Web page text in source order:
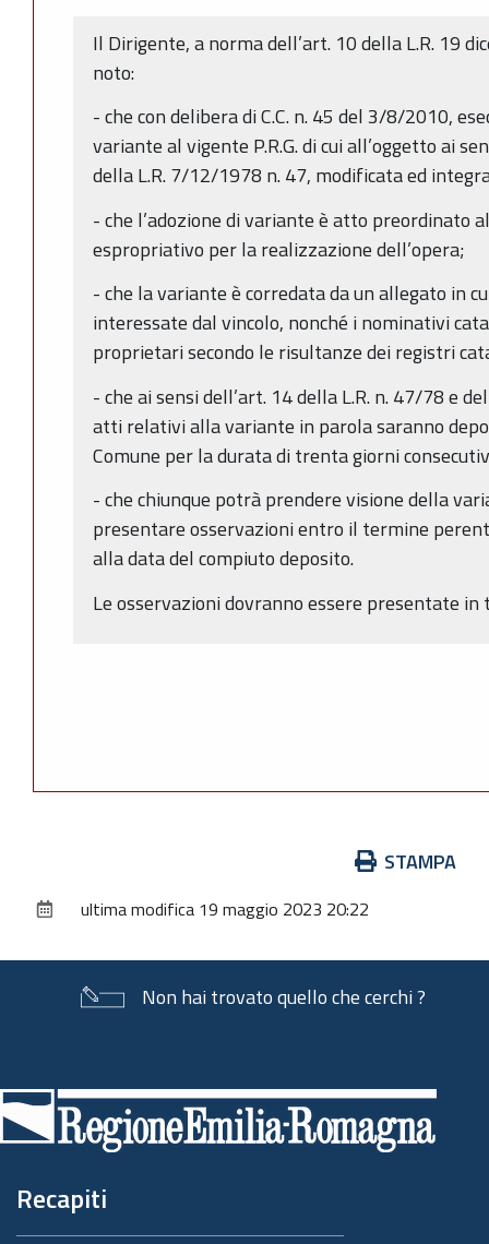
Il Dirigente, a norma dell’art. 10 della L.R. 19
noto:
- che con delibera di C.C. n. 45 del 3/8/2010,
variante al vigente P.R.G. di cui all’oggetto ai
della L.R. 7/12/1978 n. 47, modificata ed
- che l’adozione di variante è atto preordinato
espropriativo per la realizzazione dell’opera;
- che la variante è corredata da un allegato in
interessate dal vincolo, nonché i nominativi
proprietari secondo le risultanze dei registri
- che ai sensi dell’art. 14 della L.R. n. 47/78 e
atti relativi alla variante in parola saranno
Comune per la durata di trenta giorni
- che chiunque potrà prendere visione della
presentare osservazioni entro il termine
alla data del compiuto deposito.
Le osservazioni dovranno essere presentate in
documento
STAMPA
ultima modifica 19 maggio 2023 20:22
Non hai trovato quello che cerchi ?
di
pagina
Recapiti